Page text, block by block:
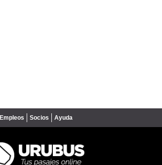
Empleos Socios Ayuda